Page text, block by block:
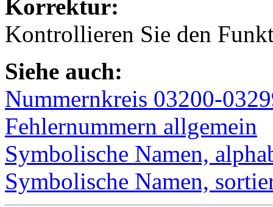
Korrektur:
Kontrollieren Sie den
Siehe auch:
Nummernkreis 03200-
Fehlernummern allgemein
Symbolische Namen,
Symbolische Namen,